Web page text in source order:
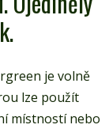
je volně
lze použít
místností nebo